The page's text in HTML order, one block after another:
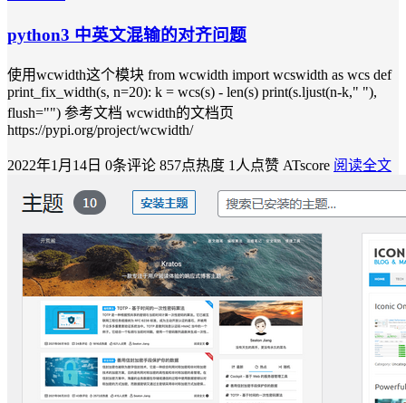
python3 中英文混输的对齐问题
使用wcwidth这个模块 from wcwidth import wcswidth as wcs def
print_fix_width(s, n=20): k = wcs(s) - len(s) print(s.ljust(n-k," "),
flush="") 参考文档 wcwidth的文档页
https://pypi.org/project/wcwidth/
2022年1月14日 0条评论 857点热度 1人点赞 ATscore 阅读全文